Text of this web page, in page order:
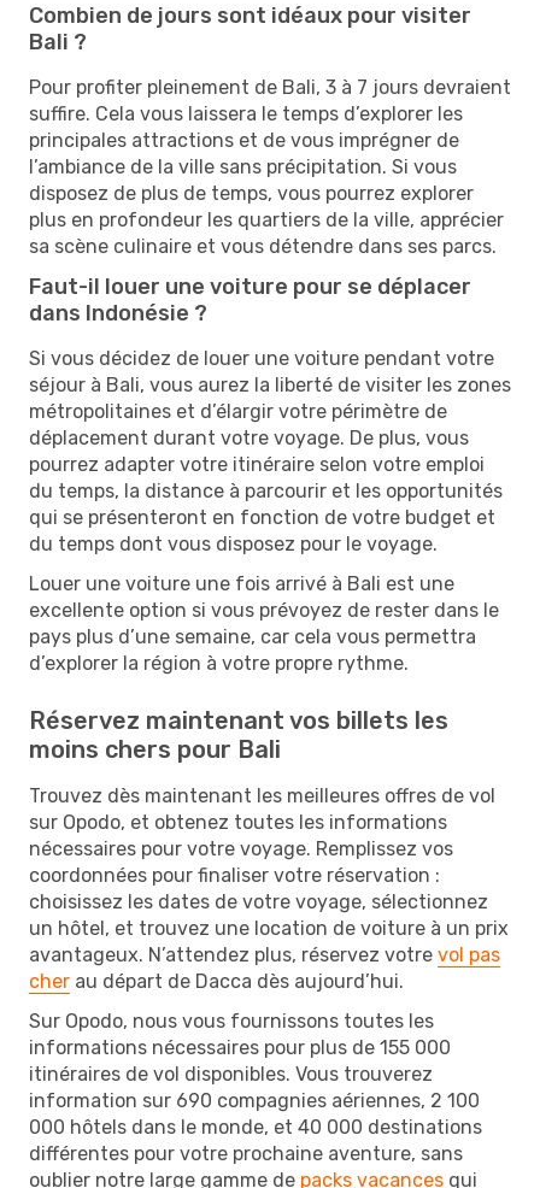
Combien de jours sont idéaux pour visiter
Bali ?
Pour profiter pleinement de Bali, 3 à 7 jours devraient
suffire. Cela vous laissera le temps d’explorer les
principales attractions et de vous imprégner de
l’ambiance de la ville sans précipitation. Si vous
disposez de plus de temps, vous pourrez explorer
plus en profondeur les quartiers de la ville, apprécier
sa scène culinaire et vous détendre dans ses parcs.
Faut-il louer une voiture pour se déplacer
dans Indonésie ?
Si vous décidez de louer une voiture pendant votre
séjour à Bali, vous aurez la liberté de visiter les zones
métropolitaines et d’élargir votre périmètre de
déplacement durant votre voyage. De plus, vous
pourrez adapter votre itinéraire selon votre emploi
du temps, la distance à parcourir et les opportunités
qui se présenteront en fonction de votre budget et
du temps dont vous disposez pour le voyage.
Louer une voiture une fois arrivé à Bali est une
excellente option si vous prévoyez de rester dans le
pays plus d’une semaine, car cela vous permettra
d’explorer la région à votre propre rythme.
Réservez maintenant vos billets les
moins chers pour Bali
Trouvez dès maintenant les meilleures offres de vol
sur Opodo, et obtenez toutes les informations
nécessaires pour votre voyage. Remplissez vos
coordonnées pour finaliser votre réservation :
choisissez les dates de votre voyage, sélectionnez
un hôtel, et trouvez une location de voiture à un prix
avantageux. N’attendez plus, réservez votre vol pas
cher au départ de Dacca dès aujourd’hui.
Sur Opodo, nous vous fournissons toutes les
informations nécessaires pour plus de 155 000
itinéraires de vol disponibles. Vous trouverez
information sur 690 compagnies aériennes, 2 100
000 hôtels dans le monde, et 40 000 destinations
différentes pour votre prochaine aventure, sans
oublier notre large gamme de packs vacances qui